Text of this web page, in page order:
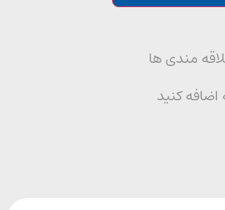
ها
کنید